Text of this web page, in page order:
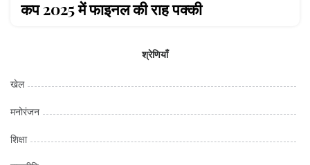
कप 2025 में फाइनल की राह पक्की
श्रेणियाँ
खेल
मनोरंजन
शिक्षा